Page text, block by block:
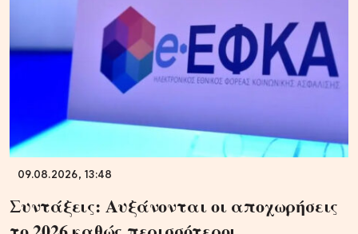
09.08.2026, 13:48
Συντάξεις: Αυξάνονται οι αποχωρήσεις